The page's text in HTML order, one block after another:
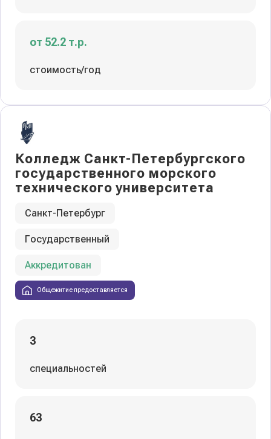
от 52.2 т.р.
стоимость/год
Колледж Санкт-Петербургского
государственного морского
технического университета
Санкт-Петербург
Государственный
Аккредитован
Общежитие предоставляется
3
специальностей
63